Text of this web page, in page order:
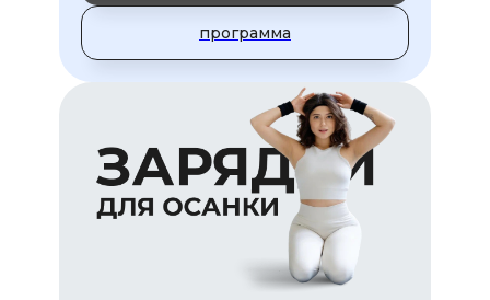
программа
Татьяна Салмина